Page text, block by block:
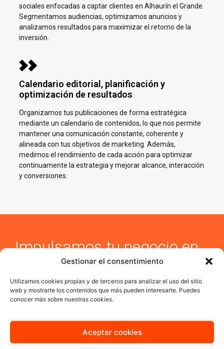
Gestionar el consentimiento
Utilizamos cookies propias y de terceros para analizar el uso del sitio
web y mostrarte los contenidos que más pueden interesarte. Puedes
conocer más sobre nuestras cookies.
Aceptar cookies
sociales enfocadas a captar clientes en Alhaurín el Grande.
Segmentamos audiencias, optimizamos anuncios y
analizamos resultados para maximizar el retorno de la
inversión.
Calendario editorial, planificación y
optimización de resultados
Organizamos tus publicaciones de forma estratégica
mediante un calendario de contenidos, lo que nos permite
mantener una comunicación constante, coherente y
alineada con tus objetivos de marketing. Además,
medimos el rendimiento de cada acción para optimizar
continuamente la estrategia y mejorar alcance, interacción
y conversiones.
Impulsamos tu negocio en
Redes Sociales en Alhaurín
el Grande
En AJA Publicidad te ayudamos a crecer en Social Media con